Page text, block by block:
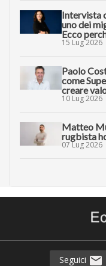
Intervista
uno dei
Ecco
15 Lug 2026
Paolo
come
creare
10 Lug 2026
Matteo
rugbista
07 Lug 2026
Seguici